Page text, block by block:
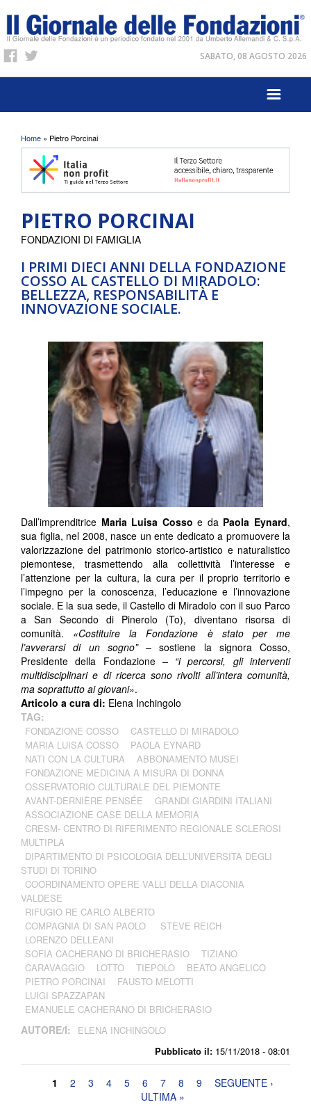
SABATO, 08 AGOSTO 2026
Tu sei qui
Home » Pietro Porcinai
PIETRO PORCINAI
I PRIMI DIECI ANNI DELLA FONDAZIONE
COSSO AL CASTELLO DI MIRADOLO:
BELLEZZA, RESPONSABILITÀ E
INNOVAZIONE SOCIALE.
Pubblicato il: 15/11/2018 - 08:01
FONDAZIONI DI FAMIGLIA
Dall’imprenditrice Maria Luisa Cosso e da Paola Eynard,
sua figlia, nel 2008, nasce un ente dedicato a promuovere la
valorizzazione del patrimonio storico-artistico e naturalistico
piemontese, trasmettendo alla collettività l’interesse e
l’attenzione per la cultura, la cura per il proprio territorio e
l’impegno per la conoscenza, l’educazione e l’innovazione
sociale. E la sua sede, il Castello di Miradolo con il suo Parco
a San Secondo di Pinerolo (To), diventano risorsa di
comunità. «Costituire la Fondazione è stato per me
l’avverarsi di un sogno” –sostiene la signora Cosso,
Presidente della Fondazione– “i percorsi, gli interventi
multidisciplinari e di ricerca sono rivolti all’intera comunità,
ma soprattutto ai giovani».
Articolo a cura di: Elena Inchingolo
TAG:
FONDAZIONE COSSO
CASTELLO DI MIRADOLO
MARIA LUISA COSSO
PAOLA EYNARD
NATI CON LA CULTURA
ABBONAMENTO MUSEI
FONDAZIONE MEDICINA A MISURA DI DONNA
OSSERVATORIO CULTURALE DEL PIEMONTE
AVANT-DERNIÈRE PENSÉE
GRANDI GIARDINI ITALIANI
ASSOCIAZIONE CASE DELLA MEMORIA
CRESM- CENTRO DI RIFERIMENTO REGIONALE SCLEROSI
MULTIPLA
DIPARTIMENTO DI PSICOLOGIA DELL’UNIVERSITÀ DEGLI
STUDI DI TORINO
COORDINAMENTO OPERE VALLI DELLA DIACONIA
VALDESE
RIFUGIO RE CARLO ALBERTO
COMPAGNIA DI SAN PAOLO
STEVE REICH
LORENZO DELLEANI
SOFIA CACHERANO DI BRICHERASIO
TIZIANO
CARAVAGGIO
LOTTO TIEPOLO
BEATO ANGELICO
PIETRO PORCINAI
FAUSTO MELOTTI
LUIGI SPAZZAPAN
EMANUELE CACHERANO DI BRICHERASIO
AUTORE/I: ELENA INCHINGOLO
Pagine
1 2 3 4 5 6 7 8 9
SEGUENTE ›
ULTIMA »